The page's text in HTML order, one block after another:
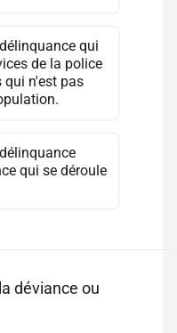
qui
de la police
qui n'est pas
qui se déroule
déviance ou